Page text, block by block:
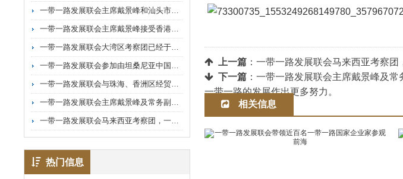
上一篇： 一带一路发展联会马来西亚考察团
下一篇： 一带一路发展联会主席戴景峰及
一带一路的发展作出更多努力。
相关信息
一带一路发展联会主席戴景峰和汕头市副市長彭聪恩等领导于中国汕头国际纺织服装博览会担任主礼嘉宾
一带一路发展联会主席戴景峰接受香港电台陈志辉教授访问
一带一路发展联会大湾区考察团已经于2023年10月17-20日举行
一带一路发展联会参加由坦桑尼亚中国大使馆文化部组织的展会及晚会，中国驻坦桑尼亚大使王克到临一带一路发展联会的摊位，并由一带一路发展联会常务副主席许楚武介绍联会情况。
一带一路发展联会与珠海、香洲区经贸代表团及副区长常征晚宴
一带一路发展联会主席戴景峰及常务副主席何家成拜访广东省工商联张华副主席，张主席希望一带一路发展联会能为大湾区一带一路的发展作出更多努力。
一带一路发展联会马来西亚考察团，一带一路发展联会首席常务副主席简汝谦及常务主席陈美恩代表出席论坛。
热门信息